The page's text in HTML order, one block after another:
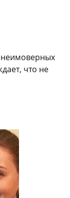
неимоверных
что не